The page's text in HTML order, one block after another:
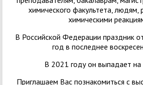
химического факультета,
химическими
В Российской Федерации праздник
год в последнее
В 2021 году он выпадает на
Приглашаем Вас познакомиться с